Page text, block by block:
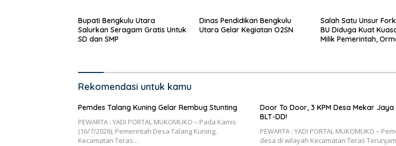
Bupati Bengkulu Utara
Salurkan Seragam Gratis Untuk
SD dan SMP
Dinas Pendidikan Bengkulu
Utara Gelar Kegiatan O2SN
Salah Satu Unsur
BU Diduga Kuat
Milik Pemerintah,
Rekomendasi untuk kamu
Pemdes Talang Kuning Gelar Rembug Stunting
PEWARTA : YADI PORTAL MUKOMUKO – Pada Kamis
(16/7/2026), Pemerintah Desa Talang Kuning,
Kecamatan Teras…
Door To Door, 3 KPM Desa Mekar Jaya
BLT-DD!
PEWARTA : YADI PORTAL MUKOMUKO –
desa di wilayah Kecamatan Teras